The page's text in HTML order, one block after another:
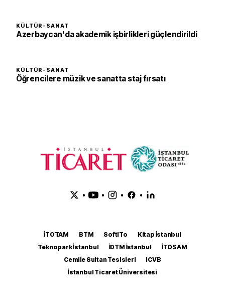
KÜLTÜR-SANAT
Azerbaycan'da akademik işbirlikleri güçlendirildi
KÜLTÜR-SANAT
Öğrencilere müzik ve sanatta staj fırsatı
• • • •
İTOTAM BTM SoftITo
Kitap İstanbul
Teknopark İstanbul
İDTM İstanbul
İTOSAM
Cemile Sultan Tesisleri
ICVB
İstanbul Ticaret Üniversitesi